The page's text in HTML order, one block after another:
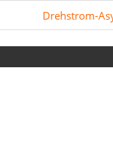
Nächster
Beitrag:
Drehstrom-